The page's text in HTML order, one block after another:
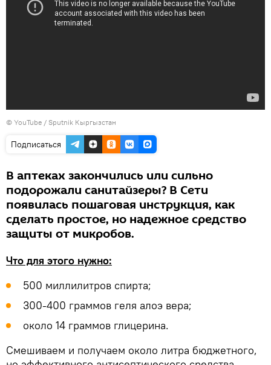
© YouTube / Sputnik Кыргызстан
Подписаться
В аптеках закончились или сильно
подорожали санитайзеры? В Сети
появилась пошаговая инструкция, как
сделать простое, но надежное средство
защиты от микробов.
Что для этого нужно:
500 миллилитров спирта;
300-400 граммов геля алоэ вера;
около 14 граммов глицерина.
Смешиваем и получаем около литра бюджетного,